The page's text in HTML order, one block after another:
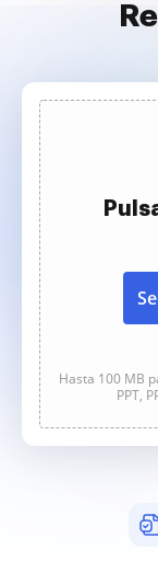
Hasta 100 MB
PPT,